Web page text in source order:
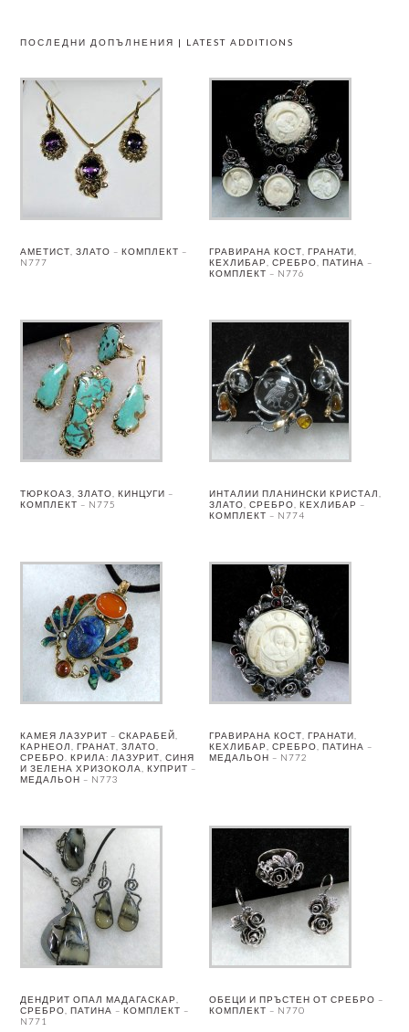
ПОСЛЕДНИ ДОПЪЛНЕНИЯ | LATEST ADDITIONS
АМЕТИСТ, ЗЛАТО – КОМПЛЕКТ –
N777
ГРАВИРАНА КОСТ, ГРАНАТИ,
КЕХЛИБАР, СРЕБРО, ПАТИНА –
КОМПЛЕКТ – N776
ТЮРКОАЗ, ЗЛАТО, КИНЦУГИ –
КОМПЛЕКТ – N775
ИНТАЛИИ ПЛАНИНСКИ КРИСТАЛ,
ЗЛАТО, СРЕБРО, КЕХЛИБАР –
КОМПЛЕКТ – N774
КАМЕЯ ЛАЗУРИТ – СКАРАБЕЙ,
КАРНЕОЛ, ГРАНАТ, ЗЛАТО,
СРЕБРО. КРИЛА: ЛАЗУРИТ, СИНЯ
И ЗЕЛЕНА ХРИЗОКОЛА, КУПРИТ –
МЕДАЛЬОН – N773
ГРАВИРАНА КОСТ, ГРАНАТИ,
КЕХЛИБАР, СРЕБРО, ПАТИНА –
МЕДАЛЬОН – N772
ДЕНДРИТ ОПАЛ МАДАГАСКАР,
СРЕБРО, ПАТИНА – КОМПЛЕКТ –
N771
ОБЕЦИ И ПРЪСТЕН ОТ СРЕБРО –
КОМПЛЕКТ – N770